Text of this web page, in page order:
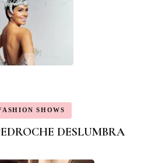
SHOWS
DESLUMBRA